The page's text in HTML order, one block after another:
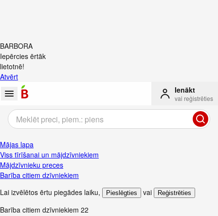
BARBORA
Iepērcies ērtāk
lietotnē!
Atvērt
Ienākt
vai reģistrēties
Mājas lapa
Viss tīrīšanai un mājdzīvniekiem
Mājdzīvnieku preces
Barība citiem dzīvniekiem
Lai izvēlētos ērtu piegādes laiku, Pieslēgties vai Reģistrēties
Barība citiem dzīvniekiem 22